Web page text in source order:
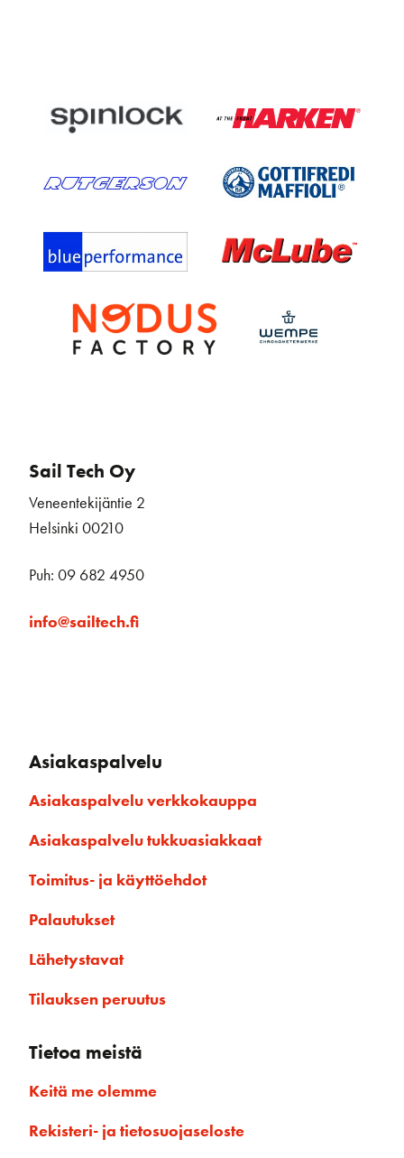
Sail Tech Oy
Veneentekijäntie 2
Helsinki 00210
Puh: 09 682 4950
info@sailtech.fi
Asiakaspalvelu
Asiakaspalvelu verkkokauppa
Asiakaspalvelu tukkuasiakkaat
Toimitus- ja käyttöehdot
Palautukset
Lähetystavat
Tilauksen peruutus
Tietoa meistä
Keitä me olemme
Rekisteri- ja tietosuojaseloste